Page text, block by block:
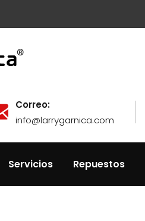
Correo:
info@larrygarnica.com
Servicios Repuestos